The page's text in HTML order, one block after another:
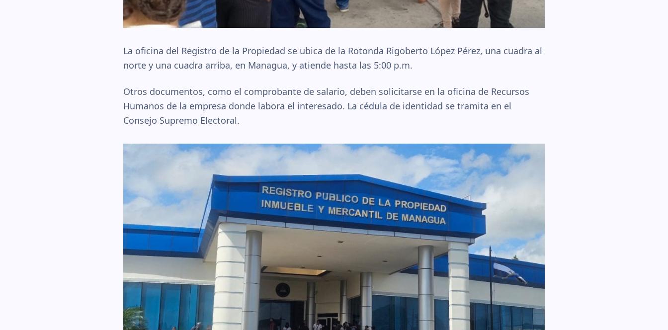
La oficina del Registro de la Propiedad se ubica de la Rotonda Rigoberto López Pérez, una cuadra al
norte y una cuadra arriba, en Managua, y atiende hasta las 5:00 p.m.
Otros documentos, como el comprobante de salario, deben solicitarse en la oficina de Recursos
Humanos de la empresa donde labora el interesado. La cédula de identidad se tramita en el
Consejo Supremo Electoral.